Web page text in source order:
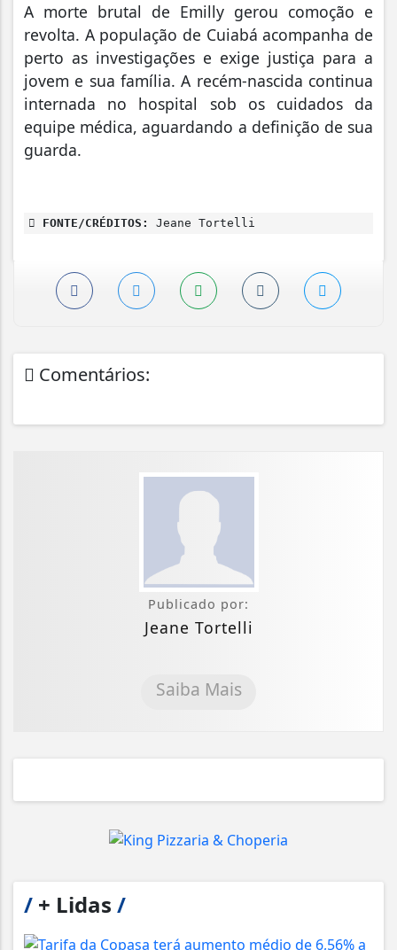
A morte brutal de Emilly gerou comoção e
revolta. A população de Cuiabá acompanha de
perto as investigações e exige justiça para a
jovem e sua família. A recém-nascida continua
internada no hospital sob os cuidados da
equipe médica, aguardando a definição de sua
guarda.
FONTE/CRÉDITOS: Jeane Tortelli
Comentários:
Publicado por:
Jeane Tortelli
Saiba Mais
/ + Lidas /